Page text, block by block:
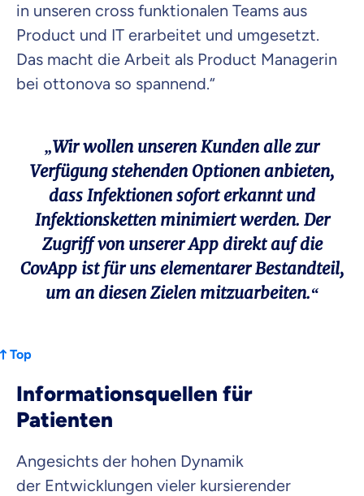
in unseren cross funktionalen Teams aus
Product und IT erarbeitet und umgesetzt.
Das macht die Arbeit als Product Managerin
bei ottonova so spannend.“
„Wir wollen unseren Kunden alle zur
Verfügung stehenden Optionen anbieten,
dass Infektionen sofort erkannt und
Infektionsketten minimiert werden. Der
Zugriff von unserer App direkt auf die
CovApp ist für uns elementarer Bestandteil,
um an diesen Zielen mitzuarbeiten.“
Top
Informationsquellen für
Patienten
Angesichts der hohen Dynamik
der Entwicklungen vieler kursierender